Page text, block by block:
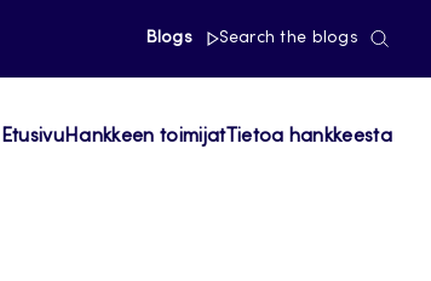
Blogs Search the blogs
EtusivuHankkeen toimijatTietoa hankkeesta